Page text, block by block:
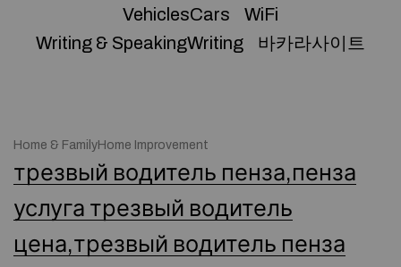
VehiclesCars
WiFi
Writing & SpeakingWriting
바카라사이트
Home & FamilyHome Improvement
трезвый водитель пенза,пенза
услуга трезвый водитель
цена,трезвый водитель пенза